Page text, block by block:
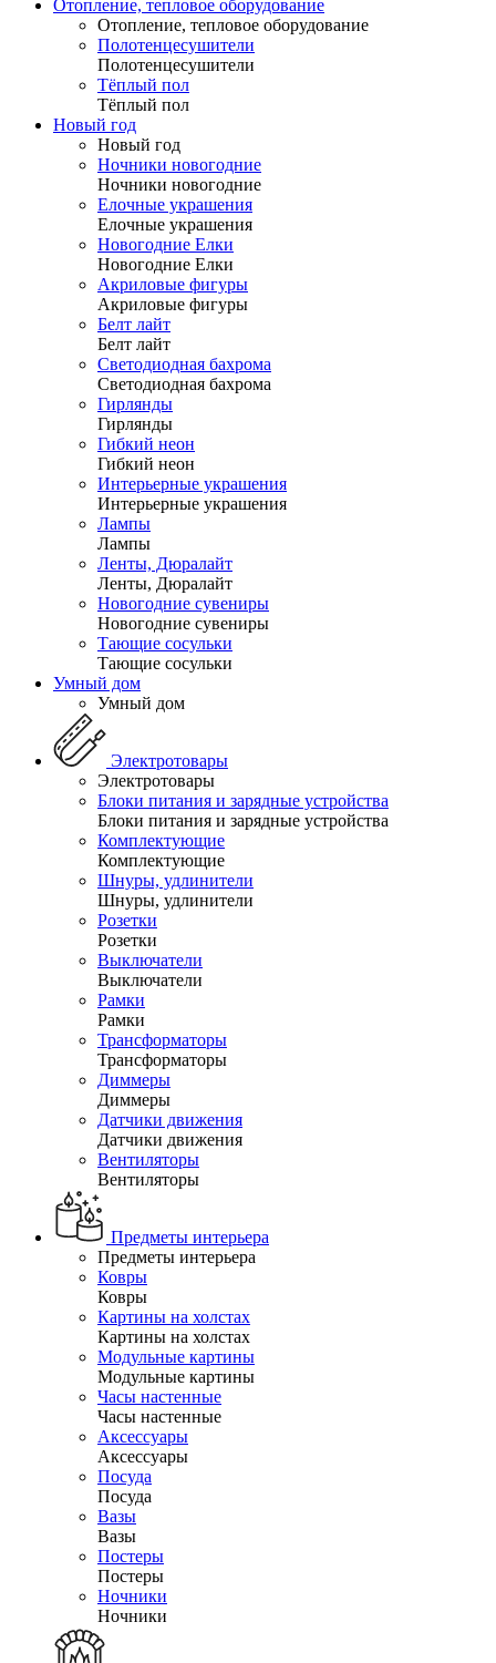
Отопление, тепловое оборудование
Отопление, тепловое оборудование
Полотенцесушители
Полотенцесушители
Тёплый пол
Тёплый пол
Новый год
Новый год
Ночники новогодние
Ночники новогодние
Елочные украшения
Елочные украшения
Новогодние Елки
Новогодние Елки
Акриловые фигуры
Акриловые фигуры
Белт лайт
Белт лайт
Светодиодная бахрома
Светодиодная бахрома
Гирлянды
Гирлянды
Гибкий неон
Гибкий неон
Интерьерные украшения
Интерьерные украшения
Лампы
Лампы
Ленты, Дюралайт
Ленты, Дюралайт
Новогодние сувениры
Новогодние сувениры
Тающие сосульки
Тающие сосульки
Умный дом
Умный дом
Электротовары
Электротовары
Блоки питания и зарядные устройства
Блоки питания и зарядные устройства
Комплектующие
Комплектующие
Шнуры, удлинители
Шнуры, удлинители
Розетки
Розетки
Выключатели
Выключатели
Рамки
Рамки
Трансформаторы
Трансформаторы
Диммеры
Диммеры
Датчики движения
Датчики движения
Вентиляторы
Вентиляторы
Предметы интерьера
Предметы интерьера
Ковры
Ковры
Картины на холстах
Картины на холстах
Модульные картины
Модульные картины
Часы настенные
Часы настенные
Аксессуары
Аксессуары
Посуда
Посуда
Вазы
Вазы
Постеры
Постеры
Ночники
Ночники